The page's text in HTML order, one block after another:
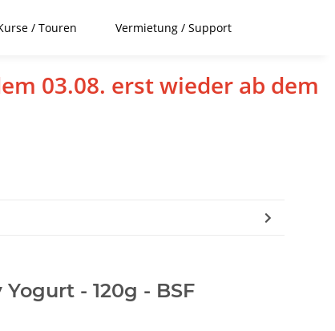
/ Touren Vermietung / Support
03.08. erst wieder ab dem
- 120g - BSF